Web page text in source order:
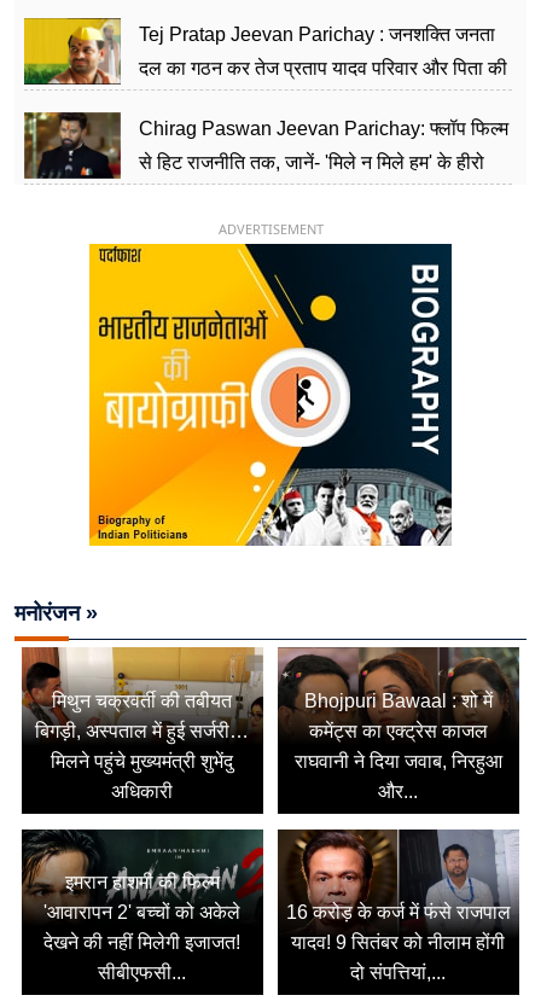
Tej Pratap Jeevan Parichay : जनशक्ति जनता
दल का गठन कर तेज प्रताप यादव परिवार और पिता की
Chirag Paswan Jeevan Parichay: फ्लॉप फिल्म
से हिट राजनीति तक, जानें- 'मिले न मिले हम' के हीरो
ADVERTISEMENT
मनोरंजन »
मिथुन चक्रवर्ती की तबीयत
बिगड़ी, अस्पताल में हुई सर्जरी…
मिलने पहुंचे मुख्यमंत्री शुभेंदु
अधिकारी
Bhojpuri Bawaal : शो में
कमेंट्स का एक्ट्रेस काजल
राघवानी ने दिया जवाब, निरहुआ
और...
इमरान हाशमी की फिल्म
'आवारापन 2' बच्चों को अकेले
देखने की नहीं मिलेगी इजाजत!
सीबीएफसी...
16 करोड़ के कर्ज में फंसे राजपाल
यादव! 9 सितंबर को नीलाम होंगी
दो संपत्तियां,...